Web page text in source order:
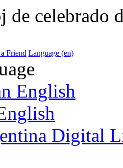
de celebrado
Friend Language (en)
English
Digital